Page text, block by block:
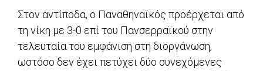
Στον αντίποδα, ο Παναθηναϊκός προέρχεται από
τη νίκη με 3-0 επί του Πανσερραϊκού στην
τελευταία του εμφάνιση στη διοργάνωση,
ωστόσο δεν έχει πετύχει δύο συνεχόμενες